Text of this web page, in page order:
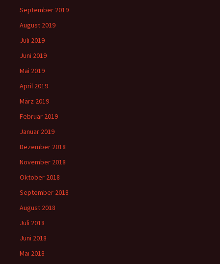
September 2019
August 2019
Juli 2019
Juni 2019
Mai 2019
April 2019
März 2019
Februar 2019
Januar 2019
Dezember 2018
November 2018
Oktober 2018
September 2018
August 2018
Juli 2018
Juni 2018
Mai 2018